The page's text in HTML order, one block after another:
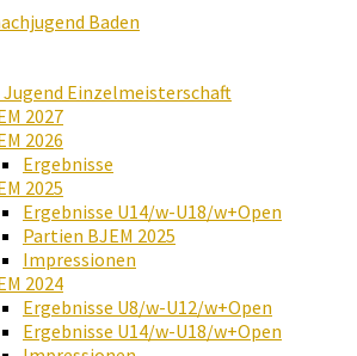
Baden
Jugend Einzelmeisterschaft
2027
2026
Ergebnisse
2025
Ergebnisse U14/w-U18/w+Open
Partien BJEM 2025
Impressionen
2024
Ergebnisse U8/w-U12/w+Open
Ergebnisse U14/w-U18/w+Open